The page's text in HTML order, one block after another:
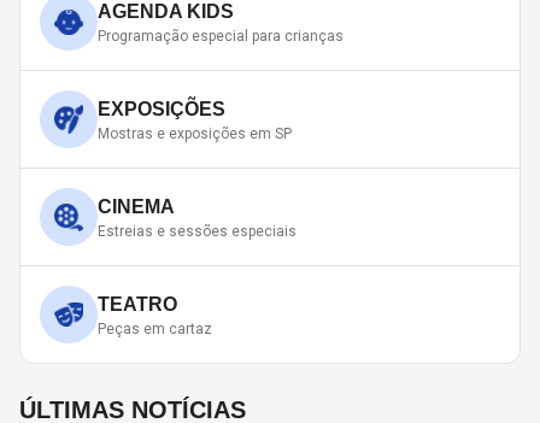
AGENDA KIDS
Programação especial para crianças
EXPOSIÇÕES
Mostras e exposições em SP
CINEMA
Estreias e sessões especiais
TEATRO
Peças em cartaz
ÚLTIMAS NOTÍCIAS